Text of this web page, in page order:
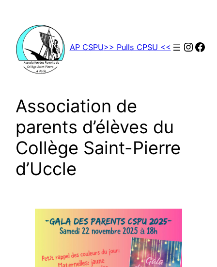
contenu
AP CSPU>> Pulls CPSU <<
Association de
parents d’élèves du
Collège Saint-Pierre
d’Uccle